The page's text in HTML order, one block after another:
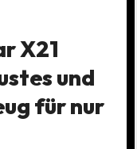
X21
und
für nur